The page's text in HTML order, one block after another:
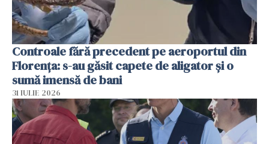
Controale fără precedent pe aeroportul din
Florența: s-au găsit capete de aligator și o
sumă imensă de bani
31 IULIE 2026